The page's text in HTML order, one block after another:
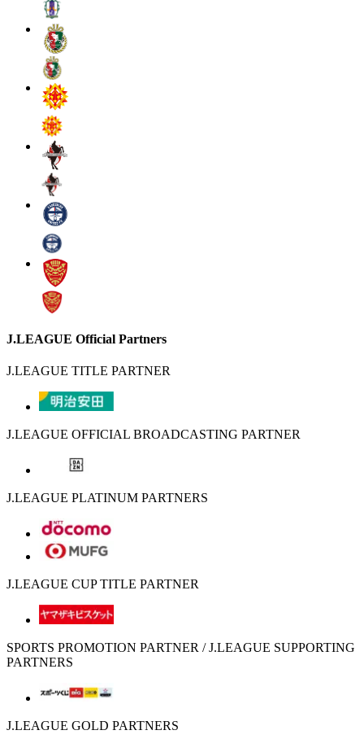
J.LEAGUE Official Partners
J.LEAGUE TITLE PARTNER
J.LEAGUE OFFICIAL BROADCASTING PARTNER
J.LEAGUE PLATINUM PARTNERS
J.LEAGUE CUP TITLE PARTNER
SPORTS PROMOTION PARTNER / J.LEAGUE SUPPORTING
PARTNERS
J.LEAGUE GOLD PARTNERS